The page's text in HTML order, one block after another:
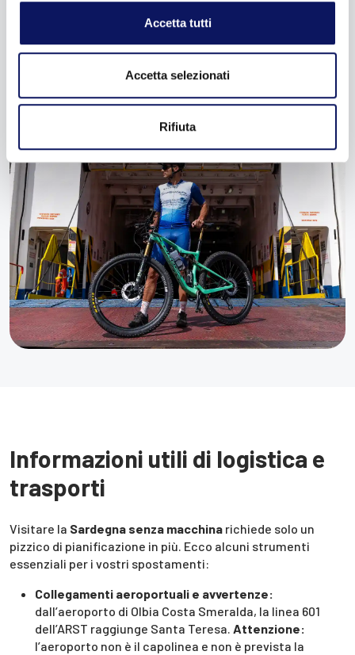
Accetta tutti
Accetta selezionati
Rifiuta
Informazioni utili di logistica e
trasporti
Visitare la Sardegna senza macchina richiede solo un
pizzico di pianificazione in più. Ecco alcuni strumenti
essenziali per i vostri spostamenti:
Collegamenti aeroportuali e avvertenze:
dall’aeroporto di Olbia Costa Smeralda, la linea 601
dell’ARST raggiunge Santa Teresa. Attenzione:
l’aeroporto non è il capolinea e non è prevista la